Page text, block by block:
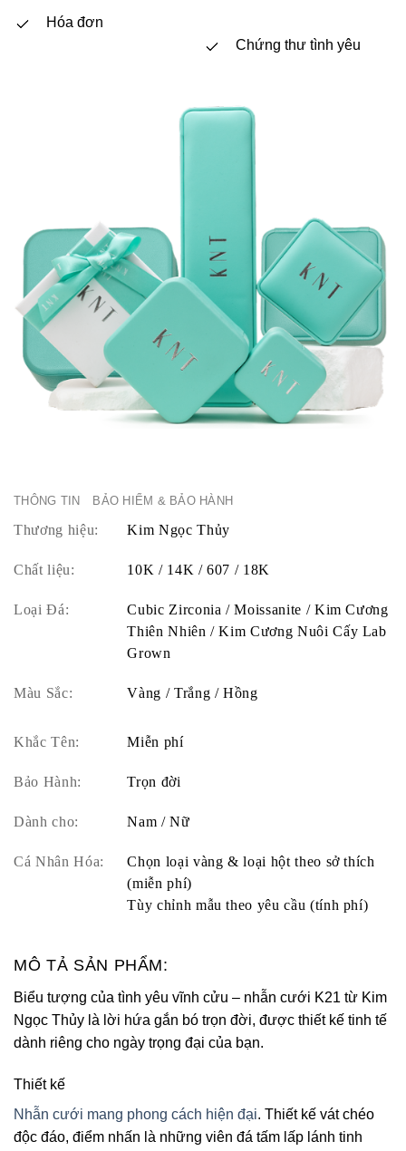
Hóa đơn
Chứng thư tình yêu
THÔNG TIN BẢO HIỂM & BẢO HÀNH
Thương hiệu: Kim Ngọc Thủy
Chất liệu: 10K / 14K / 607 / 18K
Loại Đá:
Cubic Zirconia / Moissanite / Kim Cương
Thiên Nhiên / Kim Cương Nuôi Cấy Lab
Grown
Màu Sắc: Vàng / Trắng / Hồng
Khắc Tên: Miễn phí
Bảo Hành: Trọn đời
Dành cho: Nam / Nữ
Cá Nhân Hóa:
Chọn loại vàng & loại hột theo sở thích
(miễn phí)
Tùy chỉnh mẫu theo yêu cầu (tính phí)
MÔ TẢ SẢN PHẨM:
Biểu tượng của tình yêu vĩnh cửu – nhẫn cưới K21 từ Kim
Ngọc Thủy là lời hứa gắn bó trọn đời, được thiết kế tinh tế
dành riêng cho ngày trọng đại của bạn.
Thiết kế
Nhẫn cưới mang phong cách hiện đại. Thiết kế vát chéo
độc đáo, điểm nhấn là những viên đá tấm lấp lánh tinh